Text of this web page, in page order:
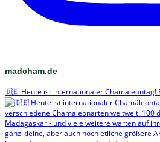
madcham.de
🇩🇪 Heute ist internationaler Chamäleontag!